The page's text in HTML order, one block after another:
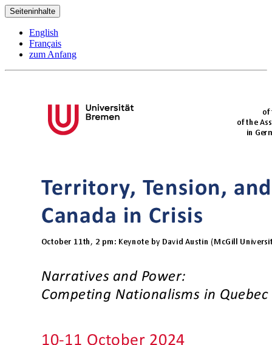
Seiteninhalte
English
Français
zum Anfang